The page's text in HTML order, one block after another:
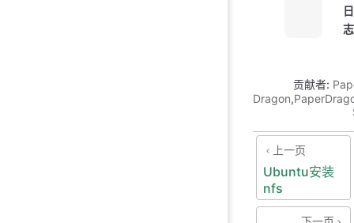
日
志
贡献者:
Dragon,
上一页
Ubuntu安装
nfs